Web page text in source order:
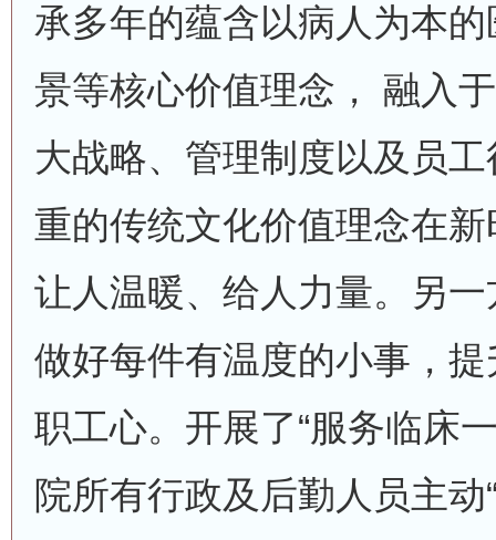
承多年的蕴含以病人为本
景等核心价值理念， 融入
大战略、管理制度以及员
重的传统文化价值理念在
让人温暖、给人力量。另
做好每件有温度的小事，
职工心。开展了“服务临床
院所有行政及后勤人员主